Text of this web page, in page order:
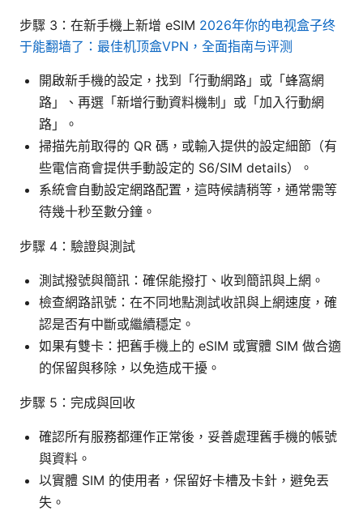
步驟 3：在新手機上新增 eSIM 2026年你的电视盒子终
于能翻墙了：最佳机顶盒VPN，全面指南与评测
開啟新手機的設定，找到「行動網路」或「蜂窩網
路」、再選「新增行動資料機制」或「加入行動網
路」。
掃描先前取得的 QR 碼，或輸入提供的設定細節（有
些電信商會提供手動設定的 S6/SIM details）。
系統會自動設定網路配置，這時候請稍等，通常需等
待幾十秒至數分鐘。
步驟 4：驗證與測試
測試撥號與簡訊：確保能撥打、收到簡訊與上網。
檢查網路訊號：在不同地點測試收訊與上網速度，確
認是否有中斷或繼續穩定。
如果有雙卡：把舊手機上的 eSIM 或實體 SIM 做合適
的保留與移除，以免造成干擾。
步驟 5：完成與回收
確認所有服務都運作正常後，妥善處理舊手機的帳號
與資料。
以實體 SIM 的使用者，保留好卡槽及卡針，避免丟
失。